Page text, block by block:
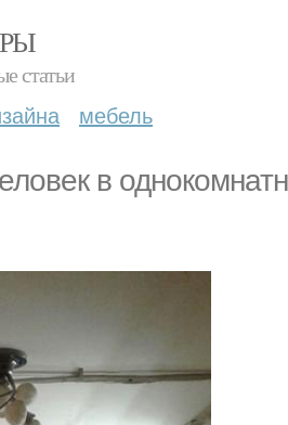
статьи
мебель
в